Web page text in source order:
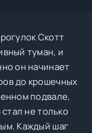
Скотт
туман, и
он начинает
до крошечных
подвале,
не только
Каждый шаг